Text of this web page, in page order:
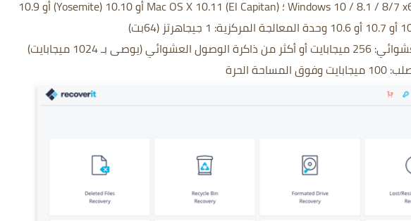
Mac OS X 10.11 (El Capitan) أو 10.10 (Yosemite) أو 10.9
بت)
(يوصى بـ 1024 ميجابايت)
الحرة